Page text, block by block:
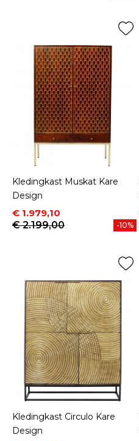
Kledingkast Muskat Kare
Design
Prijs
€ 1.979,10
Normale prijs
€ 2.199,00
-10%
Kledingkast Circulo Kare
Design